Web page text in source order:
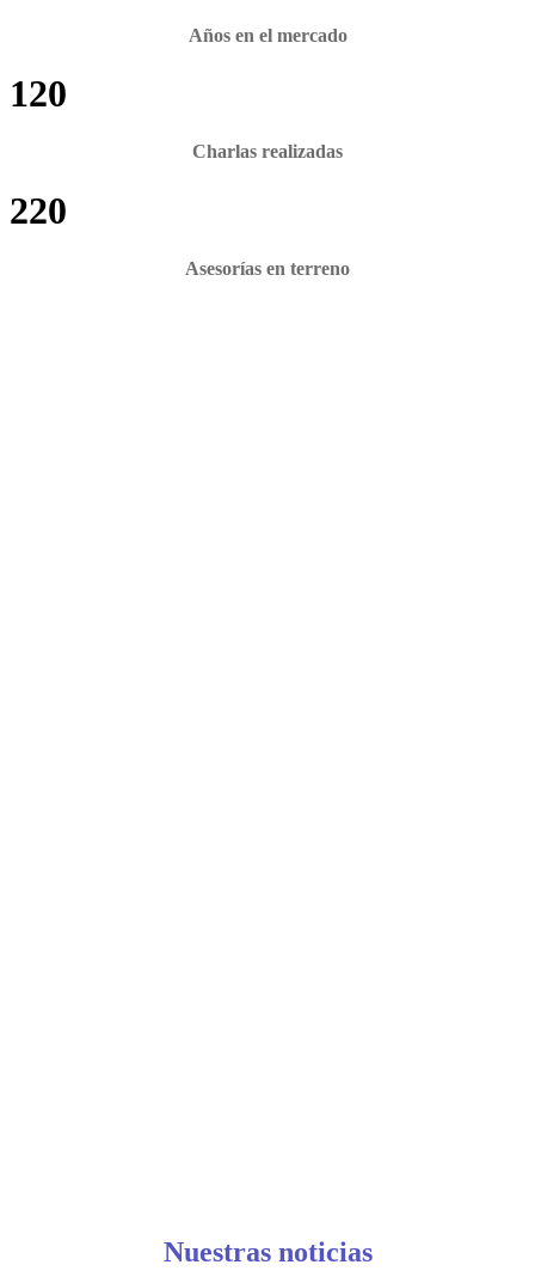
Años en el mercado
120
Charlas realizadas
220
Asesorías en terreno
Nuestras noticias